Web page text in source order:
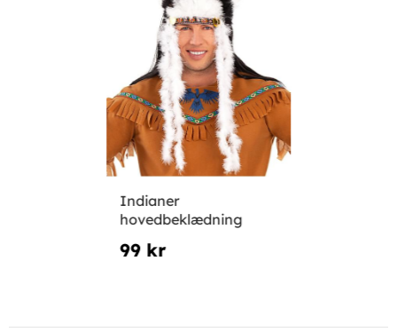
Indianer
hovedbeklædning
99 kr